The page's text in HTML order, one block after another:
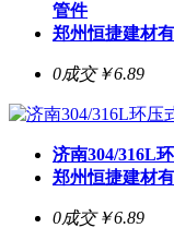
管件
郑州恒捷建材
0成交￥6.89
济南304/316L
郑州恒捷建材
0成交￥6.89